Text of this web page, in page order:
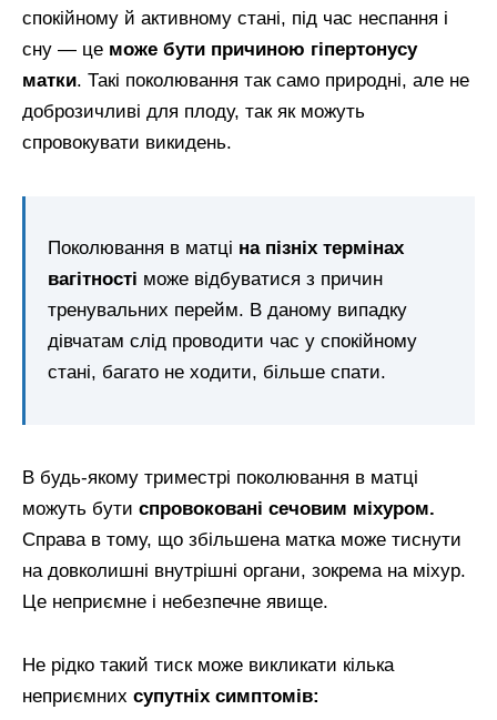
спокійному й активному стані, під час неспання і
сну — це може бути причиною гіпертонусу
матки. Такі поколювання так само природні, але не
доброзичливі для плоду, так як можуть
спровокувати викидень.
Поколювання в матці на пізніх термінах
вагітності може відбуватися з причин
тренувальних перейм. В даному випадку
дівчатам слід проводити час у спокійному
стані, багато не ходити, більше спати.
В будь-якому триместрі поколювання в матці
можуть бути спровоковані сечовим міхуром.
Справа в тому, що збільшена матка може тиснути
на довколишні внутрішні органи, зокрема на міхур.
Це неприємне і небезпечне явище.
Не рідко такий тиск може викликати кілька
неприємних супутніх симптомів: